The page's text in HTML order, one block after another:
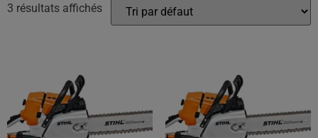
3 résultats affichés